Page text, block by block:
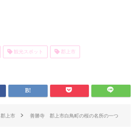
観光スポット 郡上市
郡上市 善勝寺 郡上市白鳥町の桜の名所の一つ